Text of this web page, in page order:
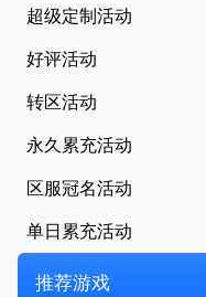
超级定制活动
好评活动
转区活动
永久累充活动
区服冠名活动
单日累充活动
推荐游戏